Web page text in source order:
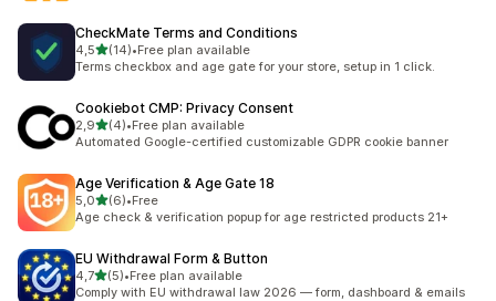
CheckMate Terms and Conditions
4,5/ 5 tähteä
(14)
14 arvostelua yhteensä
•Free plan available
Terms checkbox and age gate for your store, setup in 1 click.
Cookiebot CMP: Privacy Consent
2,9/ 5 tähteä
(4)
4 arvostelua yhteensä
•Free plan available
Automated Google-certified customizable GDPR cookie banner
Age Verification & Age Gate 18
5,0/ 5 tähteä
(6)
6 arvostelua yhteensä
•Free
Age check & verification popup for age restricted products 21+
EU Withdrawal Form & Button
4,7/ 5 tähteä
(5)
5 arvostelua yhteensä
•Free plan available
Comply with EU withdrawal law 2026 — form, dashboard & emails